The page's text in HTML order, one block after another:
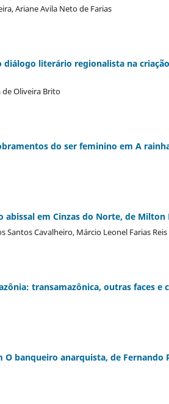
Ariane Avila Neto de Farias
diálogo literário regionalista na
de Oliveira Brito
do ser feminino em A
abissal em Cinzas do Norte, de Milton
Santos Cavalheiro, Márcio Leonel Farias Reis
transamazônica, outras faces e
banqueiro anarquista, de Fernando